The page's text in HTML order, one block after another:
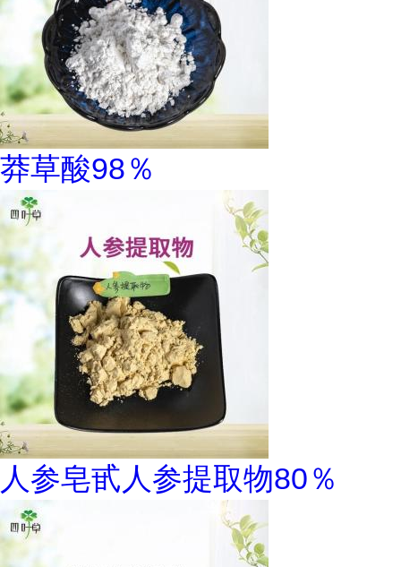
莽草酸98％
人参皂甙人参提取物80％